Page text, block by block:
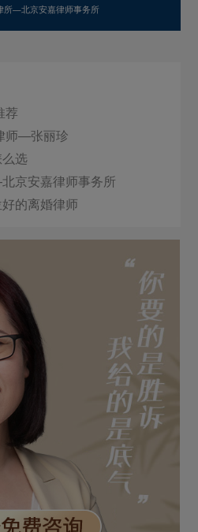
所—北京安嘉律师事务所
荐
师—张丽珍
选
京安嘉律师事务所
的离婚律师